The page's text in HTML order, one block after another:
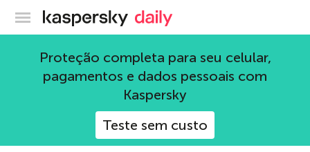
Blog oficial da Kaspersky
Proteção completa para seu celular,
pagamentos e dados pessoais com
Kaspersky
Teste sem custo